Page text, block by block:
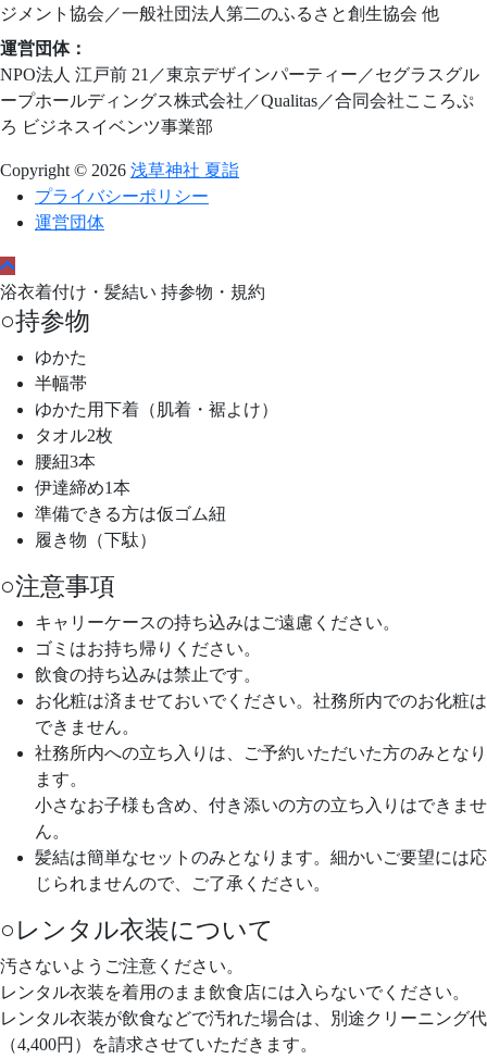
ジメント協会／一般社団法人第二のふるさと創生協会 他
運営団体：
NPO法人 江戸前 21／東京デザインパーティー／セグラスグル
ープホールディングス株式会社／Qualitas／合同会社こころぷ
ろ ビジネスイベンツ事業部
Copyright © 2026 浅草神社 夏詣
プライバシーポリシー
運営団体
浴衣着付け・髪結い 持参物・規約
○持参物
ゆかた
半幅帯
ゆかた用下着（肌着・裾よけ）
タオル2枚
腰紐3本
伊達締め1本
準備できる方は仮ゴム紐
履き物（下駄）
○注意事項
キャリーケースの持ち込みはご遠慮ください。
ゴミはお持ち帰りください。
飲食の持ち込みは禁止です。
お化粧は済ませておいでください。社務所内でのお化粧は
できません。
社務所内への立ち入りは、ご予約いただいた方のみとなり
ます。
小さなお子様も含め、付き添いの方の立ち入りはできませ
ん。
髪結は簡単なセットのみとなります。細かいご要望には応
じられませんので、ご了承ください。
○レンタル衣装について
汚さないようご注意ください。
レンタル衣装を着用のまま飲食店には入らないでください。
レンタル衣装が飲食などで汚れた場合は、別途クリーニング代
（4,400円）を請求させていただきます。